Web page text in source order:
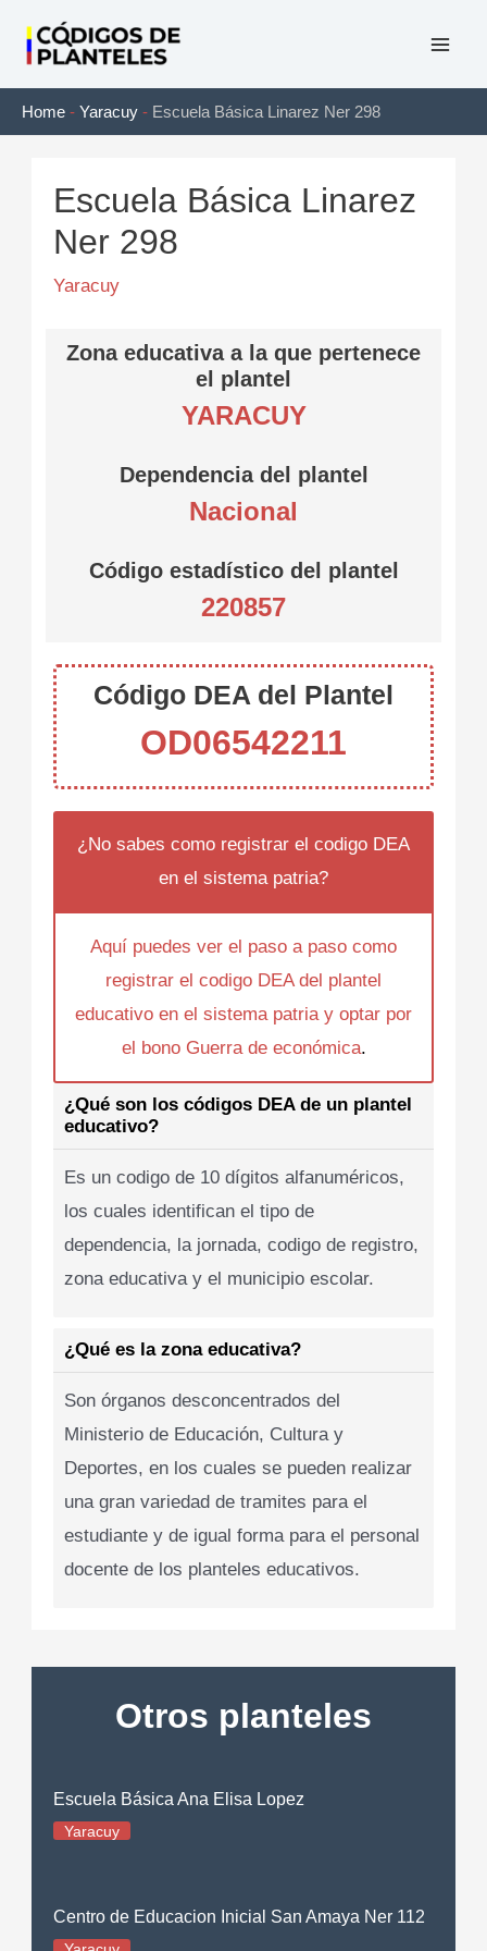
contenido
Home - Yaracuy - Escuela Básica Linarez Ner 298
Escuela Básica Linarez
Ner 298
Yaracuy
Zona educativa a la que pertenece
el plantel
YARACUY
Dependencia del plantel
Nacional
Código estadístico del plantel
220857
Código DEA del Plantel
OD06542211
¿No sabes como registrar el codigo DEA
en el sistema patria?
Aquí puedes ver el paso a paso como
registrar el codigo DEA del plantel
educativo en el sistema patria y optar por
el bono Guerra de económica.
¿Qué son los códigos DEA de un plantel
educativo?
Es un codigo de 10 dígitos alfanuméricos,
los cuales identifican el tipo de
dependencia, la jornada, codigo de registro,
zona educativa y el municipio escolar.
¿Qué es la zona educativa?
Son órganos desconcentrados del
Ministerio de Educación, Cultura y
Deportes, en los cuales se pueden realizar
una gran variedad de tramites para el
estudiante y de igual forma para el personal
docente de los planteles educativos.
Otros planteles
Escuela Básica Ana Elisa Lopez
Yaracuy
Centro de Educacion Inicial San Amaya Ner 112